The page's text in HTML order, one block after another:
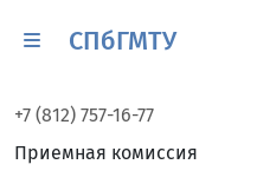
СПбГМТУ
+7 (812) 757-16-77
Приемная комиссия